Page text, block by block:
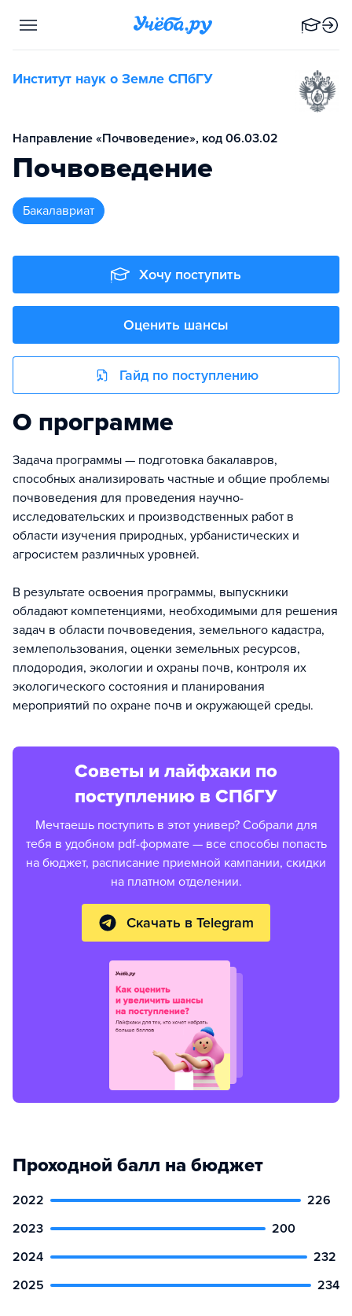
Институт наук о Земле СПбГУ
Направление «Почвоведение», код 06.03.02
Почвоведение
бакалавриат
Хочу поступить
Оценить шансы
Гайд по поступлению
О программе
Задача программы — подготовка бакалавров,
способных анализировать частные и общие проблемы
почвоведения для проведения научно-
исследовательских и производственных работ в
области изучения природных, урбанистических и
агросистем различных уровней.
В результате освоения программы, выпускники
обладают компетенциями, необходимыми для решения
задач в области почвоведения, земельного кадастра,
землепользования, оценки земельных ресурсов,
плодородия, экологии и охраны почв, контроля их
экологического состояния и планирования
мероприятий по охране почв и окружающей среды.
Советы и лайфхаки по
поступлению в СПбГУ
Мечтаешь поступить в этот универ? Собрали для
тебя в удобном pdf-формате — все способы попасть
на бюджет, расписание приемной кампании, скидки
на платном отделении.
Скачать в Telegram
Проходной балл на бюджет
2022
226
2023
200
2024
232
2025
234